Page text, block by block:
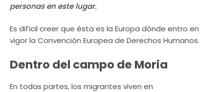
personas en este lugar.
Es difícil creer que ésta es la Europa dónde entro en
vigor la Convención Europea de Derechos Humanos.
Dentro del campo de Moria
En todas partes, los migrantes viven en